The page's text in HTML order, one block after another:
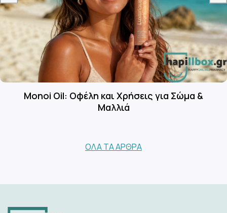
Monoi Oil: Οφέλη και Χρήσεις για Σώμα &
Μαλλιά
ΌΛΑ ΤΑ ΆΡΘΡΑ